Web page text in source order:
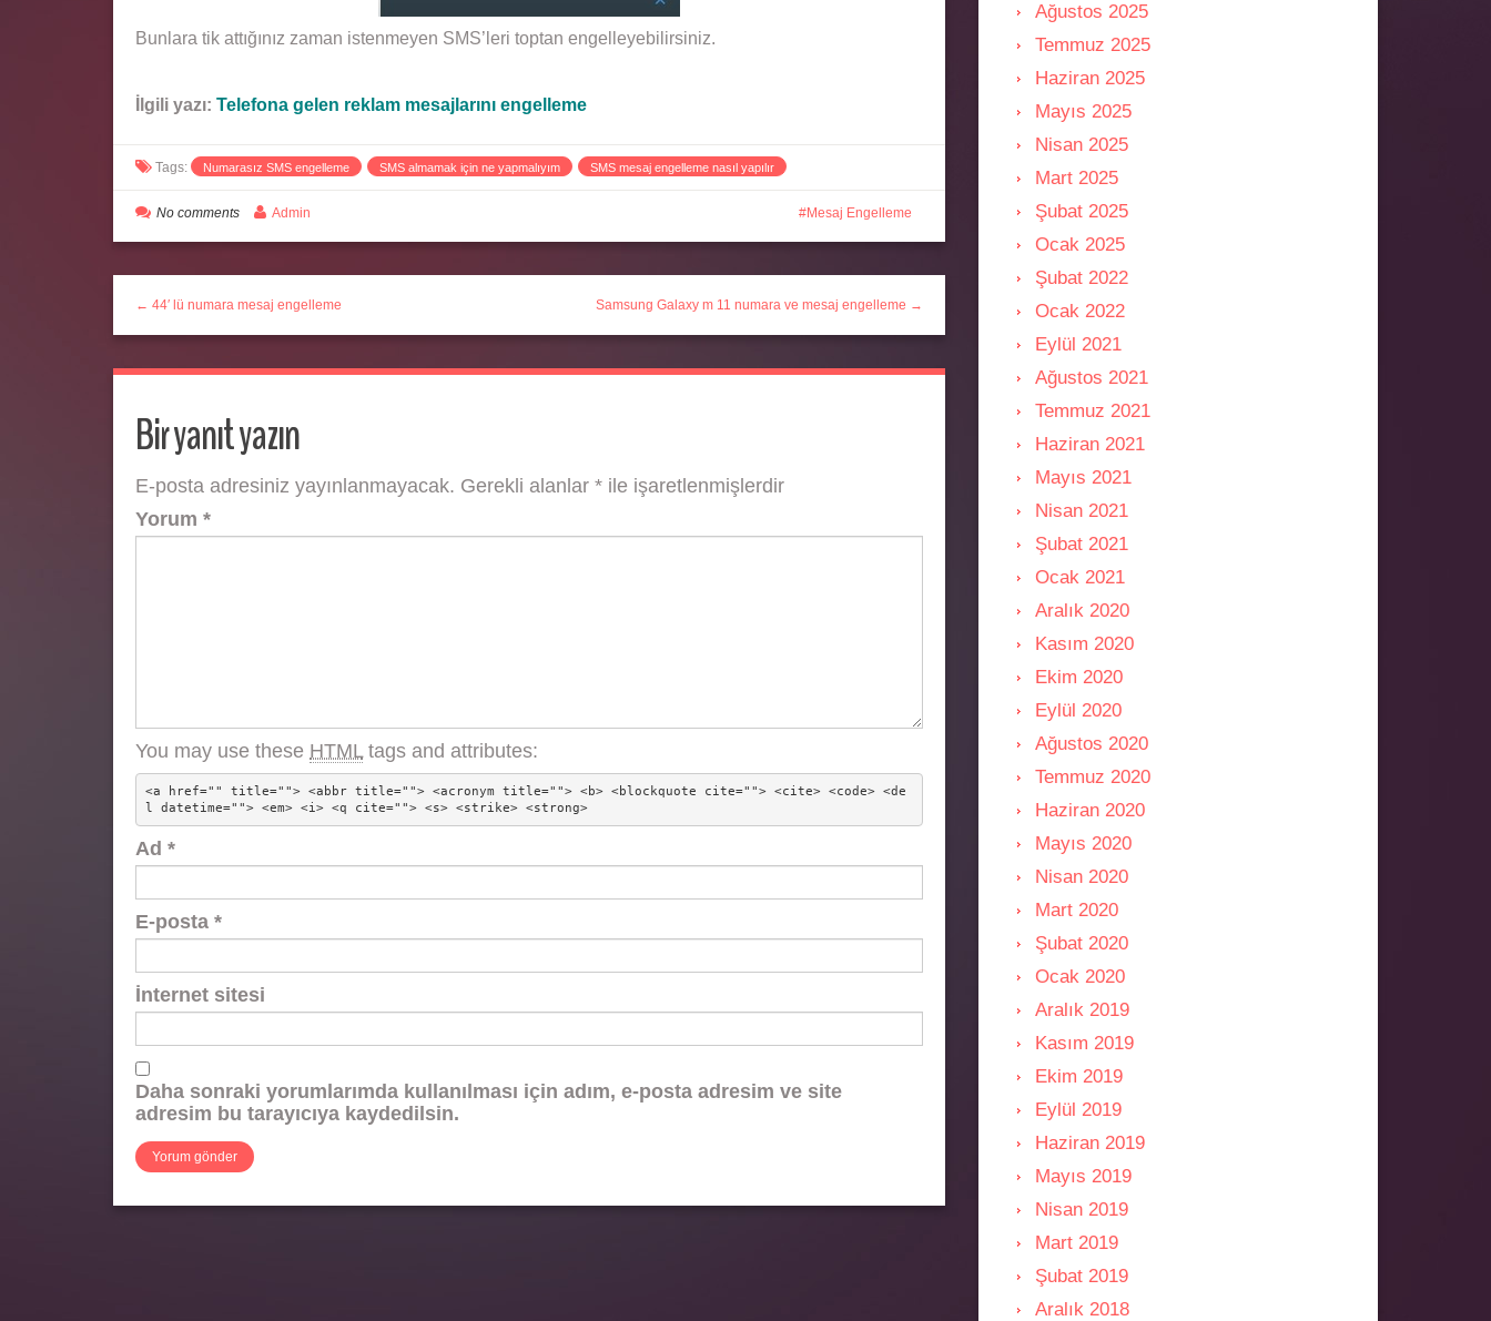
Bunlara tik attığınız zaman istenmeyen SMS’leri toptan engelleyebilirsiniz.
İlgili yazı: Telefona gelen reklam mesajlarını engelleme
Tags: Numarasız SMS engelleme SMS almamak için ne yapmalıyım SMS mesaj engelleme nasıl yapılır
Mesaj Engelleme
No comments Admin
← 44′ lü numara mesaj engelleme Samsung Galaxy m 11 numara ve mesaj engelleme →
Bir yanıt yazın
E-posta adresiniz yayınlanmayacak. Gerekli alanlar * ile işaretlenmişlerdir
Yorum *
You may use these HTMLtags and attributes:
<a href="" title=""> <abbr title=""> <acronym title=""> <b> <blockquote cite=""> <cite> <code> <de
l datetime=""> <em> <i> <q cite=""> <s> <strike> <strong>
Ad *
E-posta *
İnternet sitesi
Daha sonraki yorumlarımda kullanılması için adım, e-posta adresim ve site
adresim bu tarayıcıya kaydedilsin.
Ağustos 2025
Temmuz 2025
Haziran 2025
Mayıs 2025
Nisan 2025
Mart 2025
Şubat 2025
Ocak 2025
Şubat 2022
Ocak 2022
Eylül 2021
Ağustos 2021
Temmuz 2021
Haziran 2021
Mayıs 2021
Nisan 2021
Şubat 2021
Ocak 2021
Aralık 2020
Kasım 2020
Ekim 2020
Eylül 2020
Ağustos 2020
Temmuz 2020
Haziran 2020
Mayıs 2020
Nisan 2020
Mart 2020
Şubat 2020
Ocak 2020
Aralık 2019
Kasım 2019
Ekim 2019
Eylül 2019
Haziran 2019
Mayıs 2019
Nisan 2019
Mart 2019
Şubat 2019
Aralık 2018